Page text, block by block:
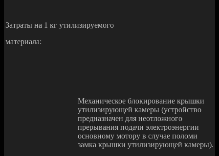
Затраты на 1 кг утилизируемого
материала:
Механическое блокирование крышки
утилизирующей камеры (устройство
предназначен для неотложного
прерывания подачи электроэнергии
основному мотору в случае поломи
замка крышки утилизирующей камеры).